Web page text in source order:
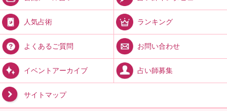
人気占術 ランキング
よくあるご質問 お問い合わせ
イベントアーカイブ 占い師募集
サイトマップ